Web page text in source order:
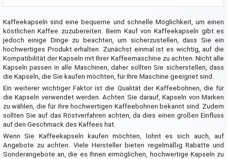
Kaffeekapseln sind eine bequeme und schnelle Möglichkeit, um einen
köstlichen Kaffee zuzubereiten. Beim Kauf von Kaffeekapseln gibt es
jedoch einige Dinge zu beachten, um sicherzustellen, dass Sie ein
hochwertiges Produkt erhalten. Zunächst einmal ist es wichtig, auf die
Kompatibilität der Kapseln mit Ihrer Kaffeemaschine zu achten. Nicht alle
Kapseln passen in alle Maschinen, daher sollten Sie sicherstellen, dass
die Kapseln, die Sie kaufen möchten, für Ihre Maschine geeignet sind.
Ein weiterer wichtiger Faktor ist die Qualität der Kaffeebohnen, die für
die Kapseln verwendet werden. Achten Sie darauf, Kapseln von Marken
zu wählen, die für ihre hochwertigen Kaffeebohnen bekannt sind. Zudem
sollten Sie auf das Röstverfahren achten, da dies einen großen Einfluss
auf den Geschmack des Kaffees hat.
Wenn Sie Kaffeekapseln kaufen möchten, lohnt es sich auch, auf
Angebote zu achten. Viele Hersteller bieten regelmäßig Rabatte und
Sonderangebote an, die es Ihnen ermöglichen, hochwertige Kapseln zu